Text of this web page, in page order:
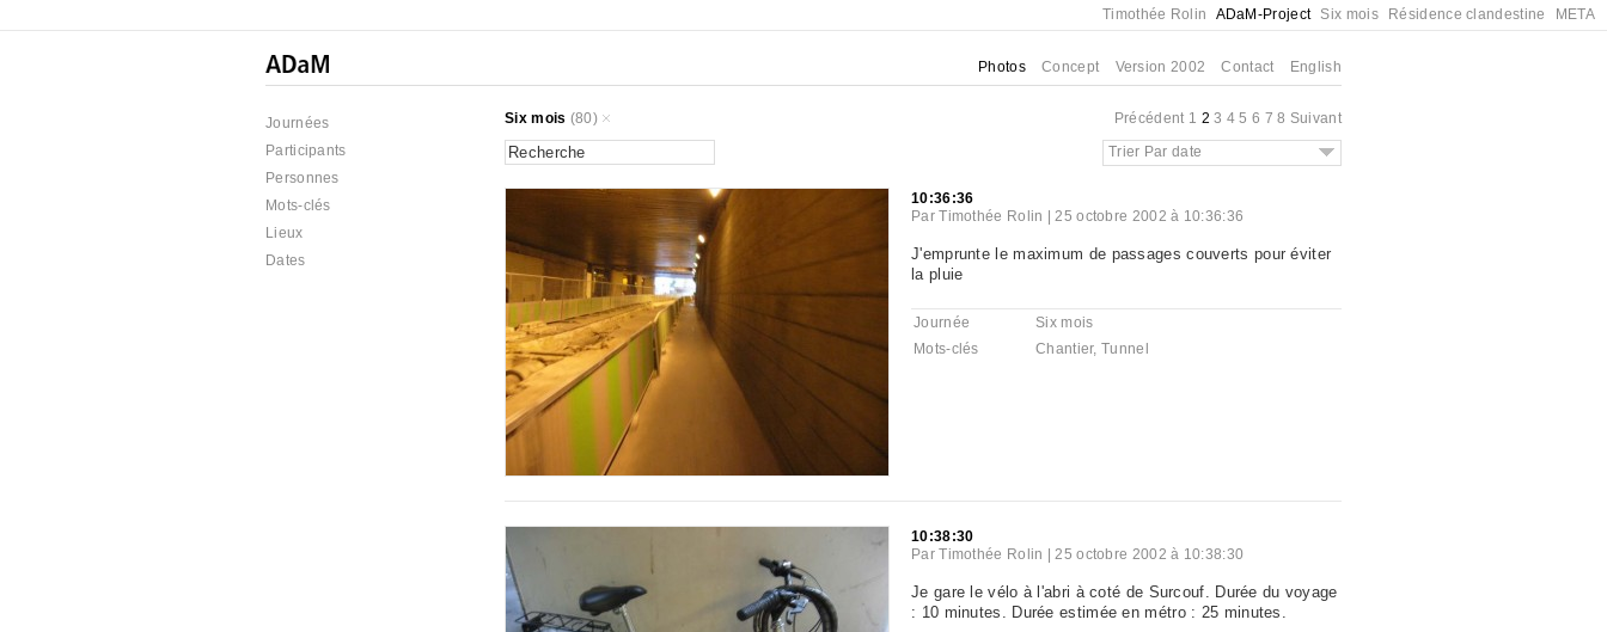
Timothée Rolin ADaM-Project Six mois Résidence clandestine META
Photos Concept Version 2002 Contact English
Journées
Participants
Personnes
Mots-clés
Lieux
Dates
Six mois (80) Précédent 1 2 3 4 5 6 7 8 Suivant
Trier Par date
10:36:36
ParTimothée Rolin |25 octobre 2002 à 10:36:36
J'emprunte le maximum de passages couverts pour éviter
la pluie
Journée
Six mois
Mots-clés
Chantier,Tunnel
10:38:30
ParTimothée Rolin |25 octobre 2002 à 10:38:30
Je gare le vélo à l'abri à coté de Surcouf. Durée du voyage
: 10 minutes. Durée estimée en métro : 25 minutes.